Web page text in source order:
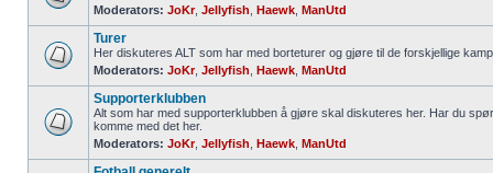
Moderators: JoKr, Jellyfish Haewk ManUtd
Turer
Her diskuteres ALT som har med borteturer og gjøre til de forskjellige
Moderators: JoKr, Jellyfish Haewk ManUtd
Supporterklubben
Alt som har med supporterklubben å gjøre skal diskuteres her. Har du
komme med det her.
Moderators: JoKr, Jellyfish Haewk ManUtd